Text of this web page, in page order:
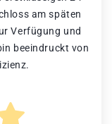
am späten
Verfügung und
beeindruckt von